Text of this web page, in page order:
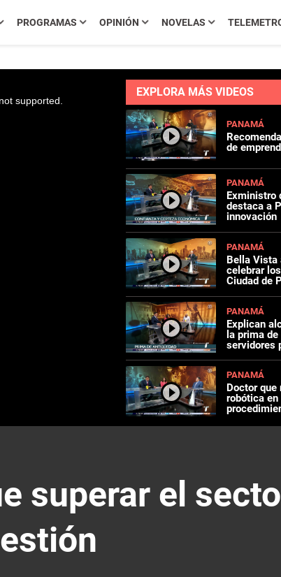
PROGRAMAS OPINIÓN NOVELAS
supported.
EXPLORA MÁS VIDEOS
PANAMÁ
de
PANAMÁ
Exministro
destaca a
innovación
PANAMÁ
Bella Vista
celebrar
Ciudad de
PANAMÁ
Explican
la prima
servidores
PANAMÁ
Doctor
robótica en
superar el